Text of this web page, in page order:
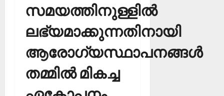
സമയത്തിനുള്ളില്‍
ലഭ്യമാക്കുന്നതിനായി
ആരോഗ്യസ്ഥാപനങ്ങള്‍
തമ്മില്‍ മികച്ച